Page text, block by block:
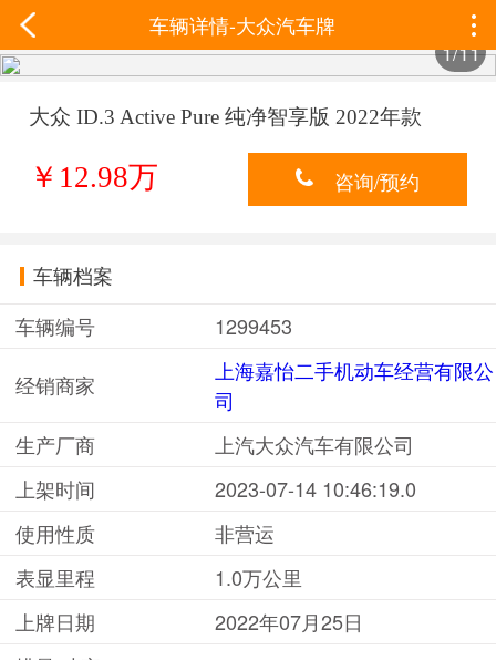
车辆详情-大众汽车牌
1/11
大众 ID.3 Active Pure 纯净智享版 2022年款
￥12.98万 咨询/预约
车辆档案
车辆编号
1299453
经销商家
上海嘉怡二手机动车经营有限公
司
生产厂商
上汽大众汽车有限公司
上架时间
2023-07-14 10:46:19.0
使用性质
非营运
表显里程
1.0万公里
上牌日期
2022年07月25日